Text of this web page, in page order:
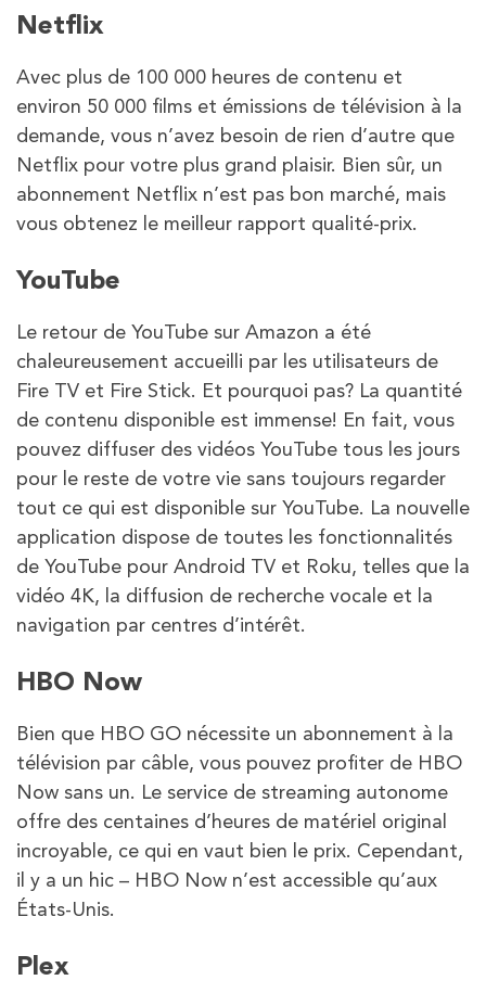
Netflix
Avec plus de 100 000 heures de contenu et
environ 50 000 films et émissions de télévision à la
demande, vous n’avez besoin de rien d’autre que
Netflix pour votre plus grand plaisir. Bien sûr, un
abonnement Netflix n’est pas bon marché, mais
vous obtenez le meilleur rapport qualité-prix.
YouTube
Le retour de YouTube sur Amazon a été
chaleureusement accueilli par les utilisateurs de
Fire TV et Fire Stick. Et pourquoi pas? La quantité
de contenu disponible est immense! En fait, vous
pouvez diffuser des vidéos YouTube tous les jours
pour le reste de votre vie sans toujours regarder
tout ce qui est disponible sur YouTube. La nouvelle
application dispose de toutes les fonctionnalités
de YouTube pour Android TV et Roku, telles que la
vidéo 4K, la diffusion de recherche vocale et la
navigation par centres d’intérêt.
HBO Now
Bien que HBO GO nécessite un abonnement à la
télévision par câble, vous pouvez profiter de HBO
Now sans un. Le service de streaming autonome
offre des centaines d’heures de matériel original
incroyable, ce qui en vaut bien le prix. Cependant,
il y a un hic – HBO Now n’est accessible qu’aux
États-Unis.
Plex